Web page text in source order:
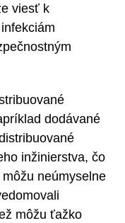
viesť k
dodávané
inžinierstva, čo
neúmyselne
môžu ťažko